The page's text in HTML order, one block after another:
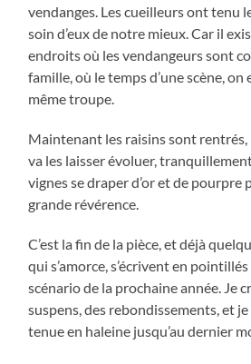
vendanges. Les cueilleurs ont tenu
soin d’eux de notre mieux. Car il
endroits où les vendangeurs sont
famille, où le temps d’une scène,
même troupe.
Maintenant les raisins sont rentrés,
va les laisser évoluer,
vignes se draper d’or et de pourpre
grande révérence.
C’est la fin de la pièce, et déjà
qui s’amorce, s’écrivent en
scénario de la prochaine année. Je
suspens, des rebondissements, et je
tenue en haleine jusqu’au dernier